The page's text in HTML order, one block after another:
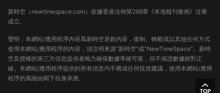
新時空（ newtimespace.com）依據香港法例第268章《本地報刊條例》注冊
成立。
聲明：本網站/應用程序內容爲新時空原創內容，復制、轉載或以其他任何方式
使用本網站/應用程序的內容，須注明來源“新時空”或“NewTimeSpace”。新時
空及授權的第三方信息提供者竭力確保數據準確可靠，但不保證數據絕對正
確。本網站/應用程序提供的所有信息均不構成任何投資建議，使用本網站/應用
程序的風險由閣下自身承擔。